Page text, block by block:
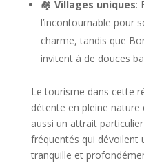
🏘️ Villages uniques:
l’incontournable pour
charme, tandis que
invitent à de douces
Le tourisme dans cette
détente en pleine
aussi un attrait
fréquentés qui dévoilent
tranquille et